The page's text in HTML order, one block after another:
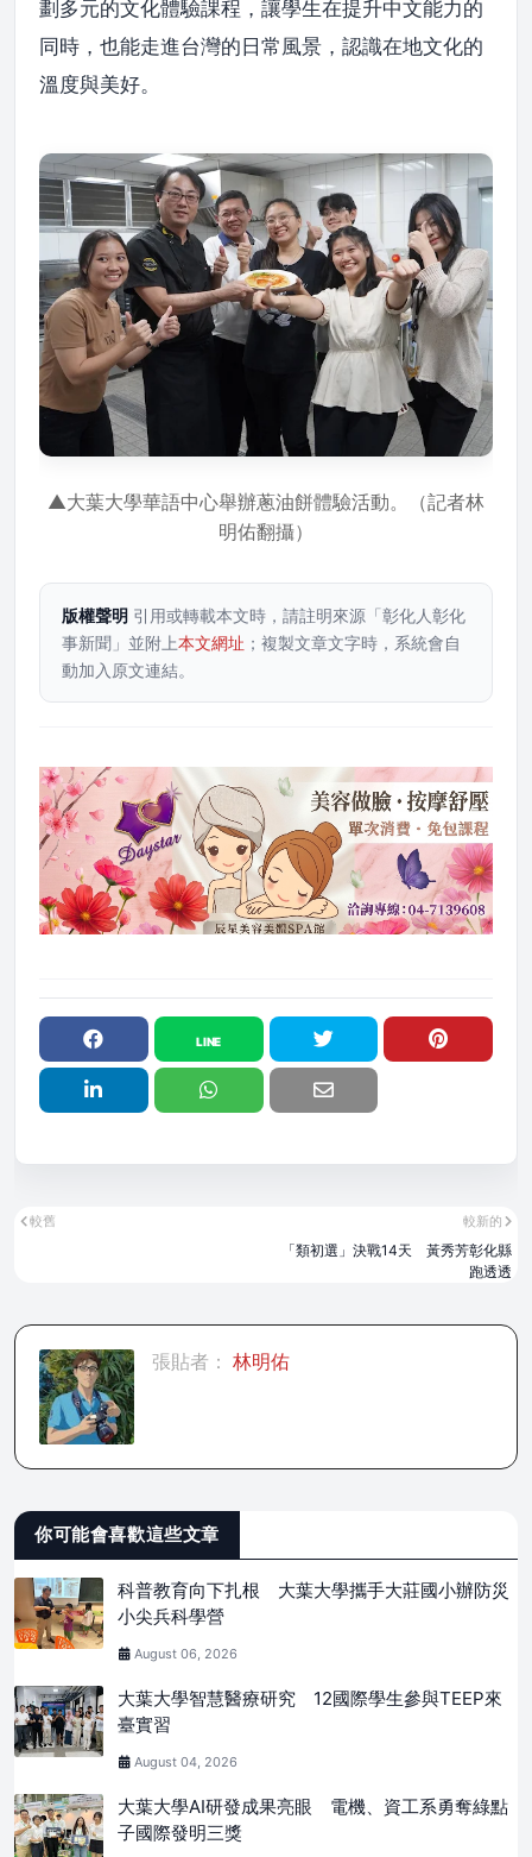
劃多元的文化體驗課程，讓學生在提升中文能力的
同時，也能走進台灣的日常風景，認識在地文化的
溫度與美好。
▲大葉大學華語中心舉辦蔥油餅體驗活動。（記者林
明佑翻攝）
版權聲明 引用或轉載本文時，請註明來源「彰化人彰化
事新聞」並附上本文網址 ；複製文章文字時，系統會自
動加入原文連結。
較新的
「類初選」決戰14天 黃秀芳彰化縣
跑透透
較舊
張貼者： 林明佑
你可能會喜歡這些文章
科普教育向下扎根 大葉大學攜手大莊國小辦防災
小尖兵科學營
August 06, 2026
大葉大學智慧醫療研究 12國際學生參與TEEP來
臺實習
August 04, 2026
大葉大學AI研發成果亮眼 電機、資工系勇奪綠點
子國際發明三獎